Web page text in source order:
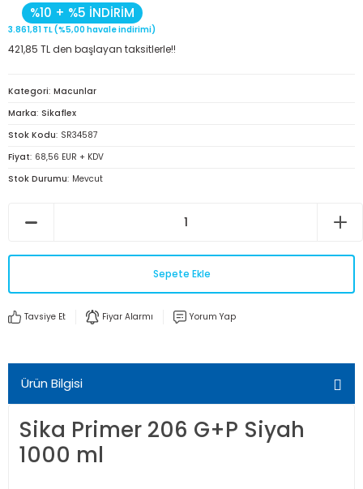
%10 + %5 İNDİRİM
3.861,81 TL (%5,00 havale indirimi)
421,85 TL den başlayan taksitlerle!!
Kategori Macunlar
Marka Sikaflex
Stok Kodu SR34587
Fiyat 68,56 EUR + KDV
Stok Durumu Mevcut
Sepete Ekle
Tavsiye Et Fiyar Alarmı Yorum Yap
Ürün Bilgisi
Sika Primer 206 G+P Siyah
1000 ml